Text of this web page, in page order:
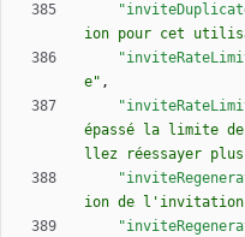
ion pour cet
e" ,
épassé la limite
llez réessayer
ion de